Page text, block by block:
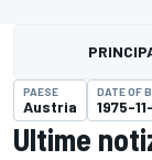
PAESE
Austria
DATE OF
1975-
Ultime